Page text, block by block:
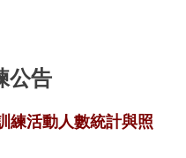
公告
練活動人數統計與照